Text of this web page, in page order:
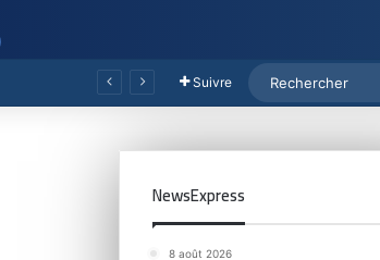
Suivre
NewsExpress
8 août 2026